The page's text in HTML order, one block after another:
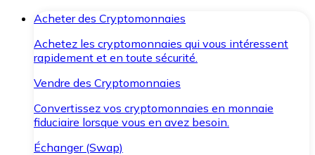
Acheter des Cryptomonnaies
Achetez les cryptomonnaies qui vous intéressent
rapidement et en toute sécurité.
Vendre des Cryptomonnaies
Convertissez vos cryptomonnaies en monnaie
fiduciaire lorsque vous en avez besoin.
Échanger (Swap)